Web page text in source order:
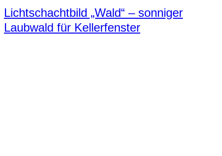
Lichtschachtbild „Wald“ – sonniger
Laubwald für Kellerfenster